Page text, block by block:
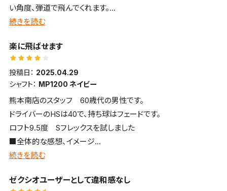
い角度、弾道で飛んでくれます。
芯を外しても大きなミスにはならないのでが、気になるのは音で
は満足しています。
続きを読む
楽に飛ばせます
投稿日： 2025.04.29
シャフト： MP1200 ネイビー
熊本南店のスタッフ 60歳代の男性です。
ドライバーのHSは40で、持ち球はフェードです。
ロフト9.5度 Sフレックスを試しました
■全体的な感想、イメージ
硬質な打感・打音で前へ前へ飛ばせる
ロースピンで距離を稼げます
続きを読む
ゼクシオユーザーとして違和感なし